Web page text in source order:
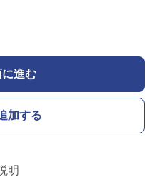
進む
加する
明